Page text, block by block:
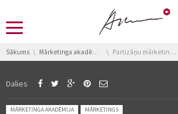
You are here:
Sākums Mārketinga akadēmija Partizāņu mārketinga jaunie noslēpumi
Dalies
Posted in:
MĀRKETINGA AKADĒMIJA MĀRKETINGS